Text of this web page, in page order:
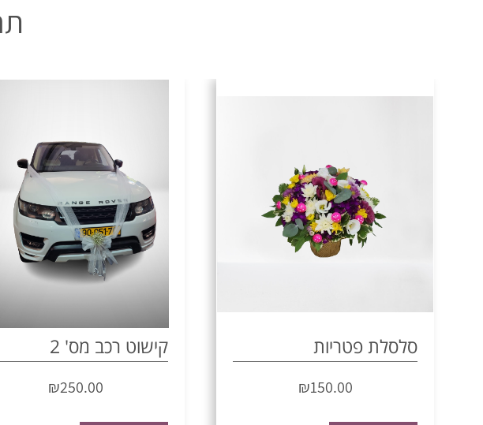
סלסלת פטריות
₪150.00
קישוט רכב מס' 2
₪250.00